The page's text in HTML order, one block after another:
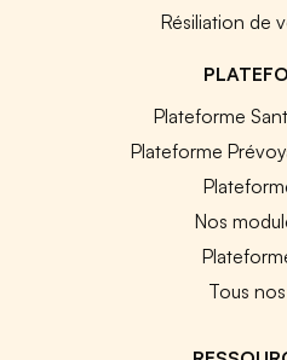
Résiliation de
Plateforme
Plateforme
Nos
Tous